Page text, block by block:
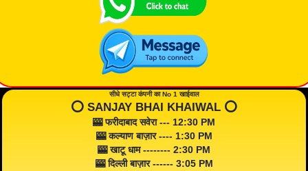
सीधे सट्टा कंपनी का No 1 खाईवाल
⭕️ SANJAY BHAI KHAIWAL ⭕️
🎰 फरीदाबाद सवेरा --- 12:30 PM
🎰 कल्याण बाज़ार ---- 1:30 PM
🎰 खाटू धाम -------- 2:30 PM
🎰 दिल्ली बाज़ार ------ 3:05 PM